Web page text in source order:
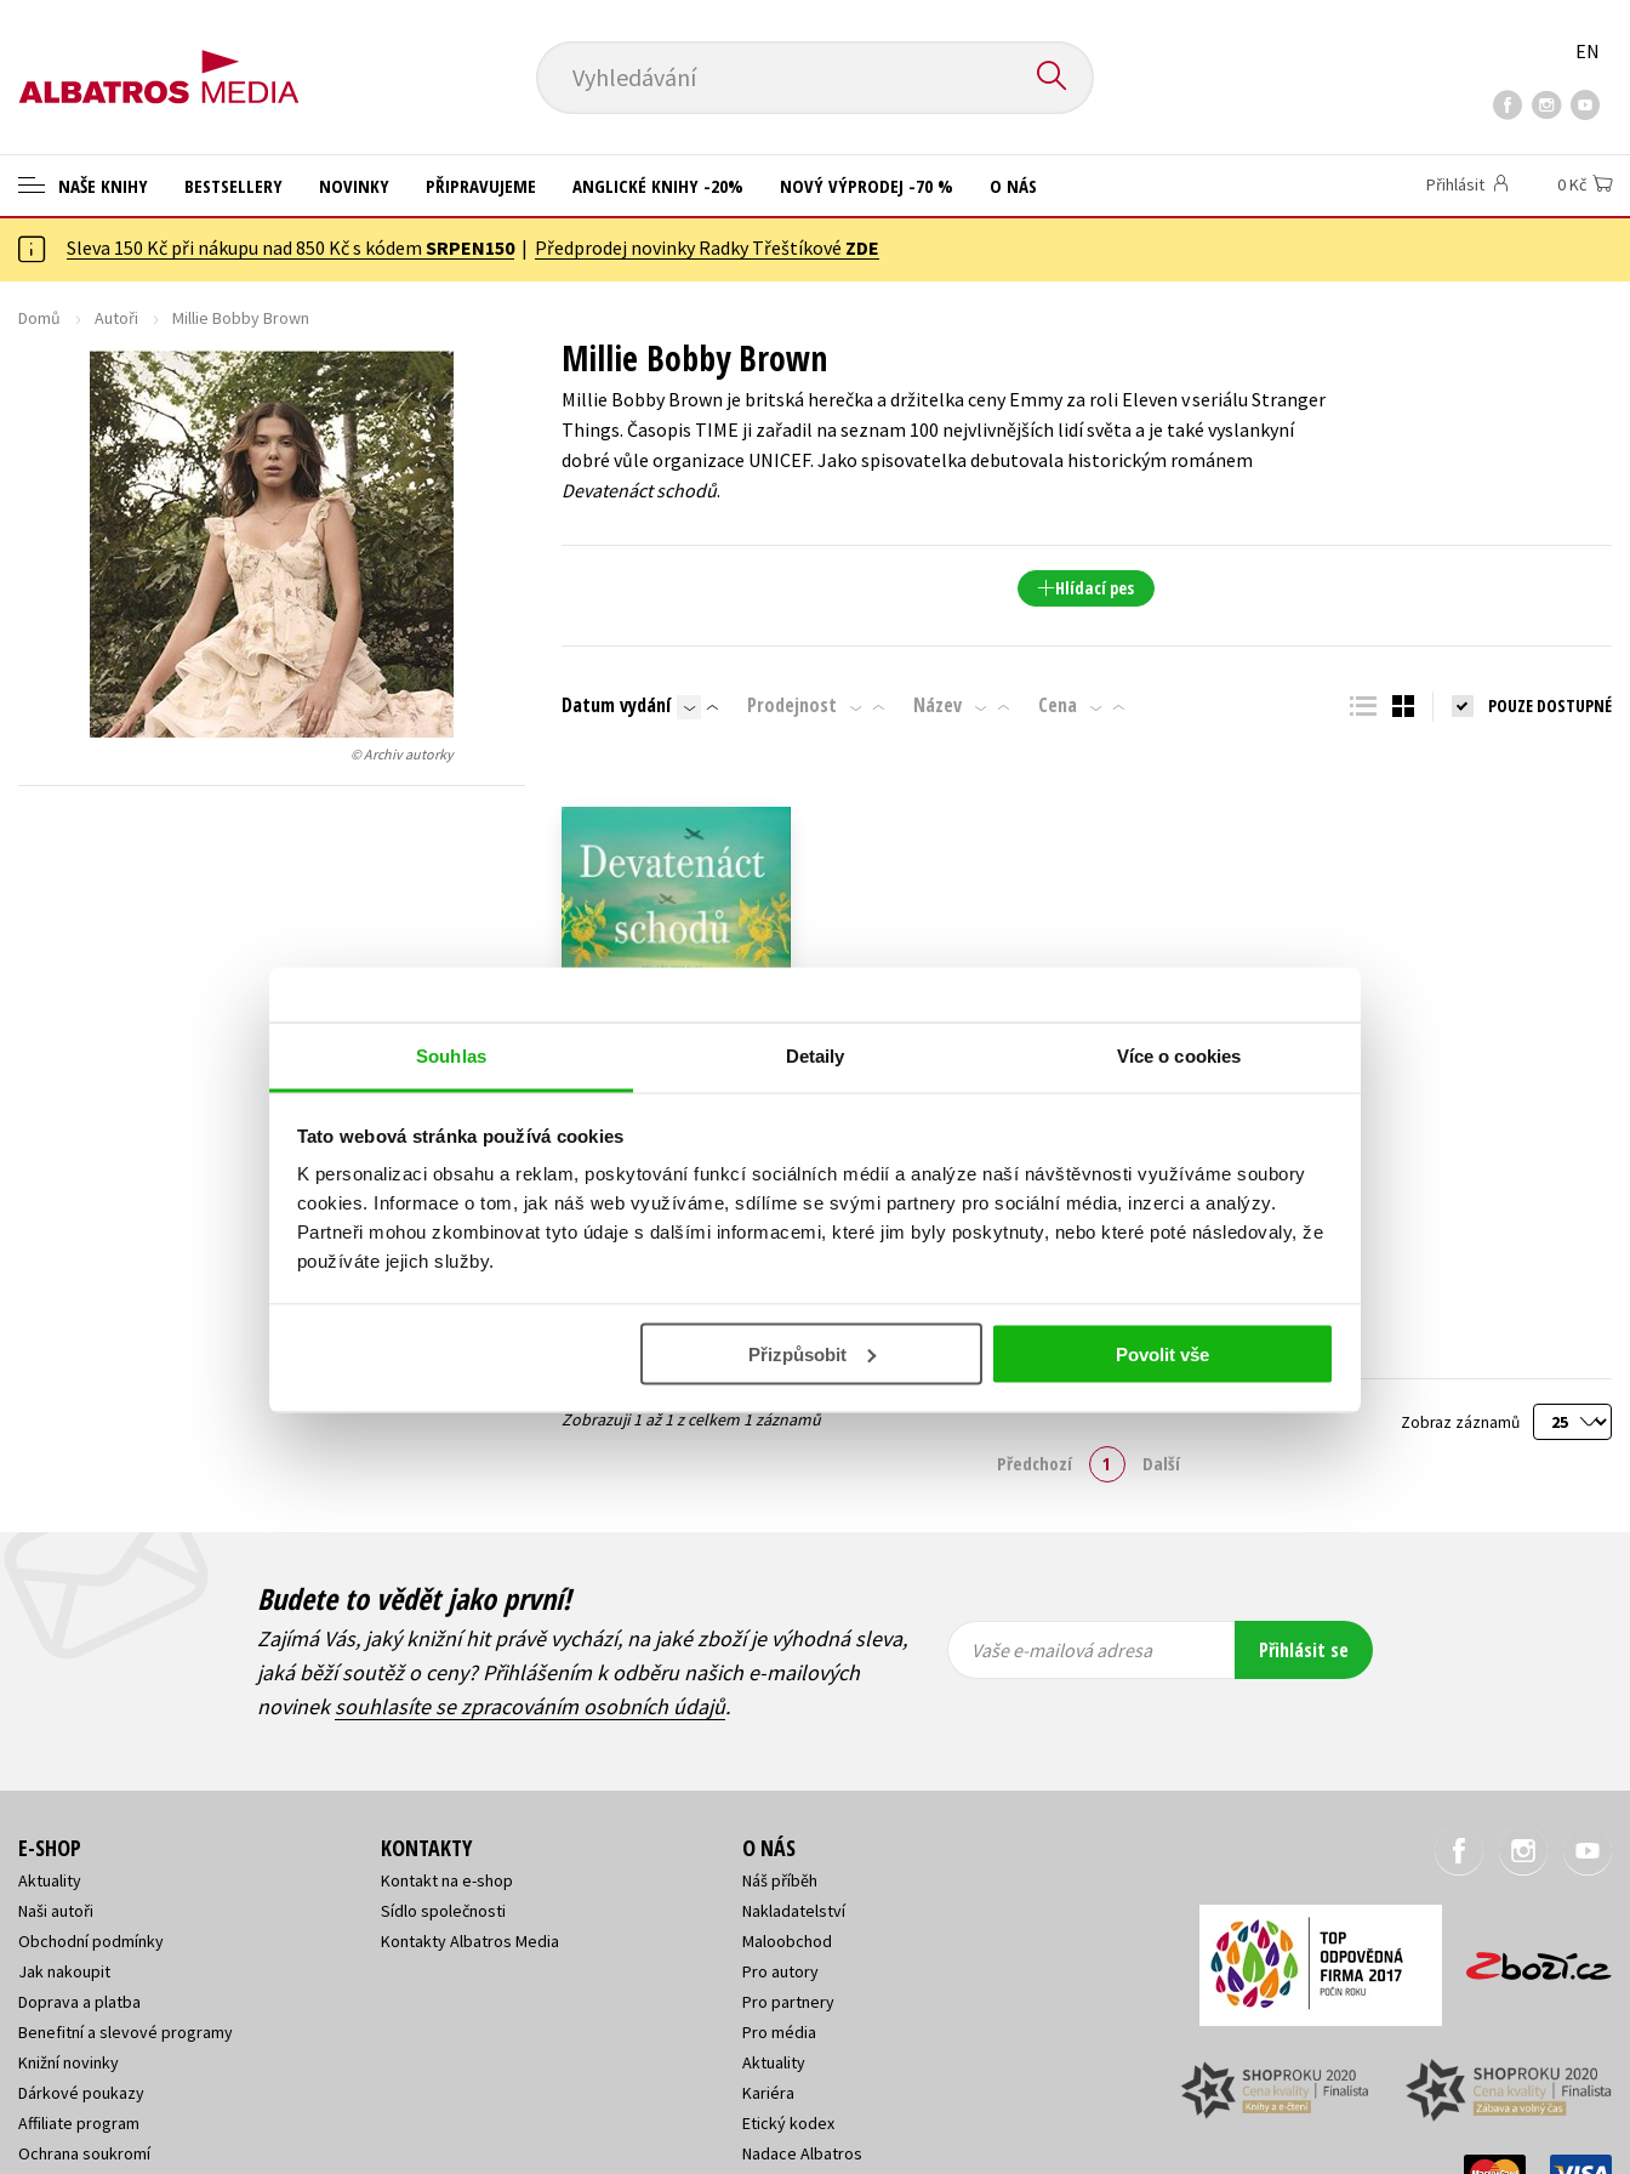
Souhlas Detaily Více o cookies
Tato webová stránka používá cookies
K personalizaci obsahu a reklam, poskytování funkcí sociálních médií a analýze naší návštěvnosti využíváme soubory
cookies. Informace o tom, jak náš web využíváme, sdílíme se svými partnery pro sociální média, inzerci a analýzy.
Partneři mohou zkombinovat tyto údaje s dalšími informacemi, které jim byly poskytnuty, nebo které poté následovaly, že
používáte jejich služby.
Přizpůsobit Povolit vše
Vyhledávání
EN
NAŠE KNIHY
ANGLICKÉ KNIHY -20 %
NOVÝ VÝPRODEJ -70 %
KNIHY S DÁRKEM
ASTERIX S DÁRKEM
🎁DÁRKOVÉ PUBLIKACE
✉️ DÁRKOVÉ POUKAZY
Auto - moto
Beletrie pro děti
Beletrie pro dospělé
Byznys a ekonomie
Cestování
Dárkové zboží
Digitální fotografie
Esoterika a duchovní svět
Historie a military
Hobby
Jazyky
Kalendáře
Kariéra a osobní rozvoj
Komiks
New Adult
Ostatní
Počítače
Poezie
Populárně - naučná pro dospělé
Předškoláci
Učebnice
Umění a kultura
Young adult
Všechny tituly
BESTSELLERY NOVINKY PŘIPRAVUJEME ANGLICKÉ KNIHY -20% NOVÝ VÝPRODEJ -70 % O NÁS Přihlásit 0 Kč
Sleva 150 Kč při nákupu nad 850 Kč s kódem SRPEN150| Předprodej novinky Radky Třeštíkové ZDE
Domů Autoři Millie Bobby Brown
© Archiv autorky
Millie Bobby Brown
Millie Bobby Brown je britská herečka a držitelka ceny Emmy za roli Eleven v seriálu Stranger
Things. Časopis TIME ji zařadil na seznam 100 nejvlivnějších lidí světa a je také vyslankyní
dobré vůle organizace UNICEF. Jako spisovatelka debutovala historickým románem
Devatenáct schodů.
Hlídací pes
Datum vydání Prodejnost Název Cena POUZE DOSTUPNÉ
Devatenáct schodů
Millie Bobby Brown
319 Kč399 Kč
Zobraz záznamů
Zobrazuji 1 až 1 z celkem 1 záznamů
Předchozí 1 Další
Budete to vědět jako první!
Zajímá Vás, jaký knižní hit právě vychází, na jaké zboží je výhodná sleva,
jaká běží soutěž o ceny? Přihlášením k odběru našich e-mailových
novineksouhlasíte se zpracováním osobních údajů.
Vaše e-
mailová
Vaše e-
mailová
Vaše e-mailová adresa Přihlásit se
E-SHOP
Aktuality
Naši autoři
Obchodní podmínky
Jak nakoupit
Doprava a platba
Benefitní a slevové programy
Knižní novinky
Dárkové poukazy
Affiliate program
Ochrana soukromí
KONTAKTY
Kontakt na e-shop
Sídlo společnosti
Kontakty Albatros Media
O NÁS
Náš příběh
Nakladatelství
Maloobchod
Pro autory
Pro partnery
Pro média
Aktuality
Kariéra
Etický kodex
Nadace Albatros